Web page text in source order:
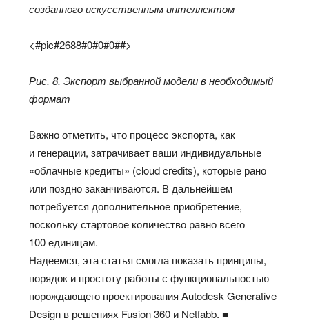
созданного искусственным интеллектом
<#pic#2688#0#0#0##>
Рис. 8. Экспорт выбранной модели в необходимый
формат
Важно отметить, что процесс экспорта, как
и генерации, затрачивает ваши индивидуальные
«облачные кредиты» (cloud credits), которые рано
или поздно заканчиваются. В дальнейшем
потребуется дополнительное приобретение,
поскольку стартовое количество равно всего
100 единицам.
Надеемся, эта статья смогла показать принципы,
порядок и простоту работы с функциональностью
порождающего проектирования Autodesk Generative
Design в решениях Fusion 360 и Netfabb. ■